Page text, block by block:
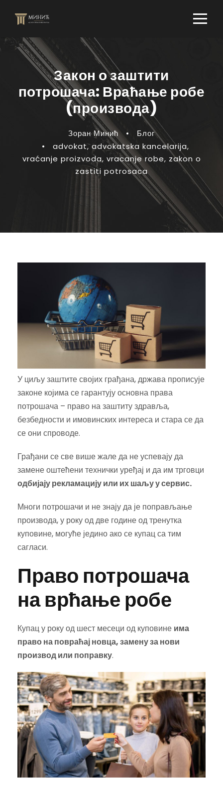
Закон о заштити
потрошача: Враћање робе
(производа)
Зоран Минић •
Блог
•
advokat, advokatska kancelarija,
vraćanje proizvoda, vracanje robe, zakon o
zastiti potrosaca
У циљу заштите својих грађана, држава прописује
законе којима се гарантују основна права
потрошача – право на заштиту здравља,
безбедности и имовинских интереса и стара се да
се они спроводе.
Грађани се све више жале да не успевају да
замене оштећени технички уређај и да им трговци
одбијају рекламацију или их шаљу у сервис.
Многи потрошачи и не знају да је поправљање
производа, у року од две године од тренутка
куповине, могуће једино ако се купац са тим
сагласи.
Право потрошача
на врћање робе
Купац у року од шест месеци од куповине има
право на повраћај новца, замену за нови
производ или поправку.